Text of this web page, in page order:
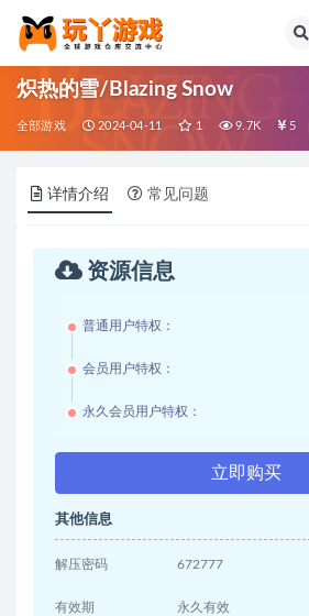
炽热的雪/Blazing Snow
全部游戏 2024-04-11 1 9.7K 5
详情介绍 常见问题
资源信息
普通用户特权：
会员用户特权：
永久会员用户特权：
立即购买
其他信息
解压密码 672777
有效期 永久有效